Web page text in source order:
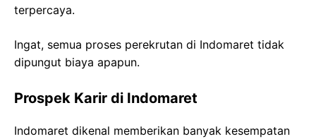
terpercaya.
Ingat, semua proses perekrutan di Indomaret tidak
dipungut biaya apapun.
Prospek Karir di Indomaret
Indomaret dikenal memberikan banyak kesempatan